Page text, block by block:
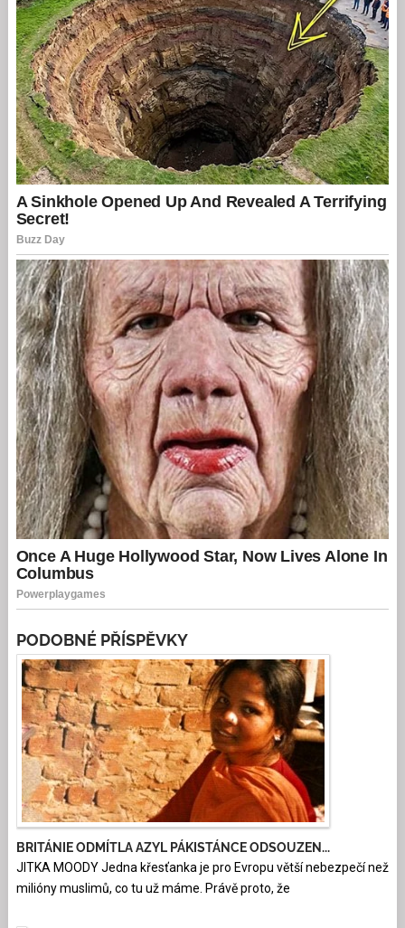
PODOBNÉ PŘÍSPĚVKY
BRITÁNIE ODMÍTLA AZYL PÁKISTÁNCE ODSOUZEN...
JITKA MOODY Jedna křesťanka je pro Evropu větší nebezpečí než
milióny muslimů, co tu už máme. Právě proto, že